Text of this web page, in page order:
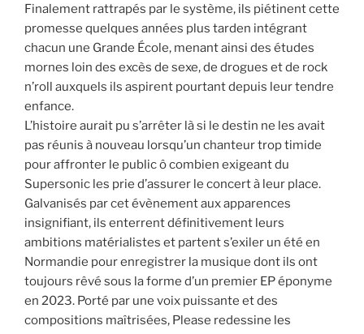
Finalement rattrapés par le système, ils piétinent cette
promesse quelques années plus tarden intégrant
chacun une Grande École, menant ainsi des études
mornes loin des excès de sexe, de drogues et de rock
n’roll auxquels ils aspirent pourtant depuis leur tendre
enfance.
L’histoire aurait pu s’arrêter là si le destin ne les avait
pas réunis à nouveau lorsqu’un chanteur trop timide
pour affronter le public ô combien exigeant du
Supersonic les prie d’assurer le concert à leur place.
Galvanisés par cet évènement aux apparences
insignifiant, ils enterrent définitivement leurs
ambitions matérialistes et partent s’exiler un été en
Normandie pour enregistrer la musique dont ils ont
toujours rêvé sous la forme d’un premier EP éponyme
en 2023. Porté par une voix puissante et des
compositions maîtrisées, Please redessine les